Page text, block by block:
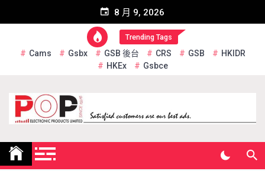
8 月 9, 2026
Trending Tags
Cams Gsbx GSB 後台 CRS GSB
HKIDR
HKEx
Gsbce
Pop Electronic Products